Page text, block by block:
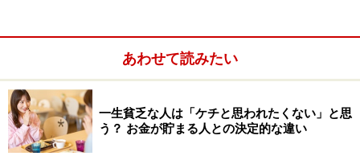
定年退職後は、年金と今まで貯めてきた老後資金を切り
崩しながら生活するというのもよいですが、続けられる
範囲で仕事をしながら、社会とのつながりを維持すると
いうのもよいのではないでしょうか。
特に、今まで仕事一筋に頑張ってきた方であれば、定年
あわせて読みたい
一生貧乏な人は「ケチと思われたくない」と思
う？ お金が貯まる人との決定的な違い